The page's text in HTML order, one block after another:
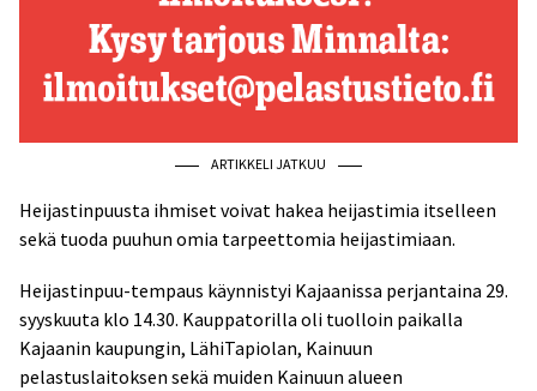
ARTIKKELI JATKUU
Heijastinpuusta ihmiset voivat hakea heijastimia itselleen
sekä tuoda puuhun omia tarpeettomia heijastimiaan.
Heijastinpuu-tempaus käynnistyi Kajaanissa perjantaina 29.
syyskuuta klo 14.30. Kauppatorilla oli tuolloin paikalla
Kajaanin kaupungin, LähiTapiolan, Kainuun
pelastuslaitoksen sekä muiden Kainuun alueen